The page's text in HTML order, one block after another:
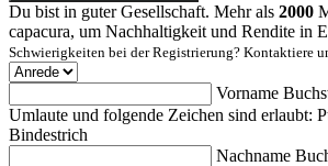
Du bist in guter Gesellschaft. Mehr als 2000
capacura, um Nachhaltigkeit und Rendite in
Schwierigkeiten bei der Registrierung? Kontaktiere
Vorname
Umlaute und folgende Zeichen sind erlaubt:
Bindestrich
Nachname